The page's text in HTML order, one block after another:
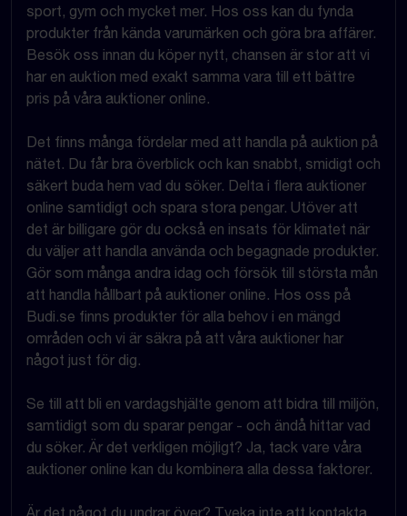
sport, gym och mycket mer. Hos oss kan du fynda
produkter från kända varumärken och göra bra affärer.
Besök oss innan du köper nytt, chansen är stor att vi
har en auktion med exakt samma vara till ett bättre
pris på våra auktioner online.
Det finns många fördelar med att handla på auktion på
nätet. Du får bra överblick och kan snabbt, smidigt och
säkert buda hem vad du söker. Delta i flera auktioner
online samtidigt och spara stora pengar. Utöver att
det är billigare gör du också en insats för klimatet när
du väljer att handla använda och begagnade produkter.
Gör som många andra idag och försök till största mån
att handla hållbart på auktioner online. Hos oss på
Budi.se finns produkter för alla behov i en mängd
områden och vi är säkra på att våra auktioner har
något just för dig.
Se till att bli en vardagshjälte genom att bidra till miljön,
samtidigt som du sparar pengar - och ändå hittar vad
du söker. Är det verkligen möjligt? Ja, tack vare våra
auktioner online kan du kombinera alla dessa faktorer.
Är det något du undrar över? Tveka inte att kontakta